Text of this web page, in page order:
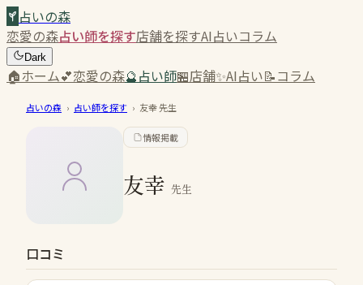
占いの森
恋愛の森占い師を探す店舗を探すAI占いコラム
Dark
🏠ホーム💕恋愛の森🔮占い師🏪店舗✨AI占い📝コラム
占いの森 › 占い師を探す › 友幸先生
情報掲載
友幸 先生
口コミ